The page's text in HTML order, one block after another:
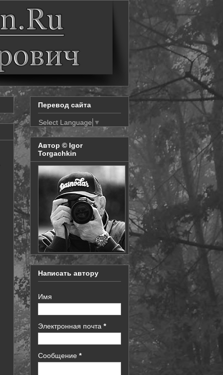
Перевод сайта
Select Language ▼
Автор © Igor
Torgachkin
Написать автору
Имя
Электронная почта *
Сообщение *